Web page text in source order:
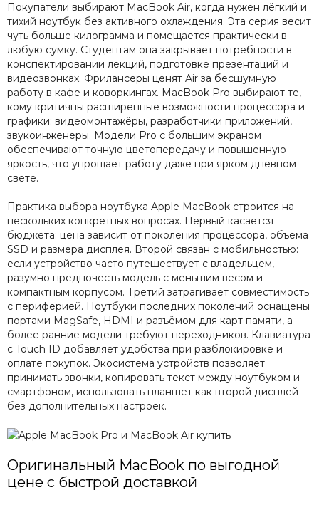
Покупатели выбирают MacBook Air, когда нужен лёгкий и
тихий ноутбук без активного охлаждения. Эта серия весит
чуть больше килограмма и помещается практически в
любую сумку. Студентам она закрывает потребности в
конспектировании лекций, подготовке презентаций и
видеозвонках. Фрилансеры ценят Air за бесшумную
работу в кафе и коворкингах. MacBook Pro выбирают те,
кому критичны расширенные возможности процессора и
графики: видеомонтажёры, разработчики приложений,
звукоинженеры. Модели Pro с большим экраном
обеспечивают точную цветопередачу и повышенную
яркость, что упрощает работу даже при ярком дневном
свете.
Практика выбора ноутбука Apple MacBook строится на
нескольких конкретных вопросах. Первый касается
бюджета: цена зависит от поколения процессора, объёма
SSD и размера дисплея. Второй связан с мобильностью:
если устройство часто путешествует с владельцем,
разумно предпочесть модель с меньшим весом и
компактным корпусом. Третий затрагивает совместимость
с периферией. Ноутбуки последних поколений оснащены
портами MagSafe, HDMI и разъёмом для карт памяти, а
более ранние модели требуют переходников. Клавиатура
с Touch ID добавляет удобства при разблокировке и
оплате покупок. Экосистема устройств позволяет
принимать звонки, копировать текст между ноутбуком и
смартфоном, использовать планшет как второй дисплей
без дополнительных настроек.
Оригинальный MacBook по выгодной
цене с быстрой доставкой